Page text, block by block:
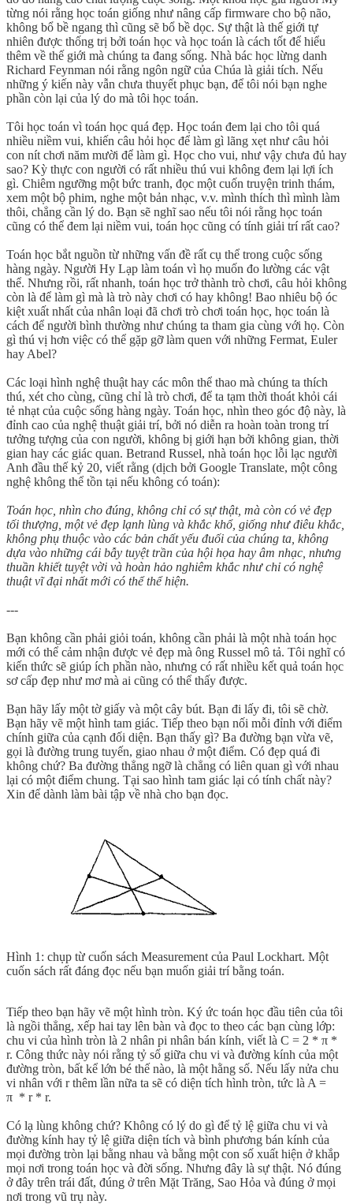
từng nói rằng học toán giống như nâng cấp firmware cho bộ não,
không bổ bề ngang thì cũng sẽ bổ bề dọc. Sự thật là thế giới tự
nhiên được thống trị bởi toán học và học toán là cách tốt để hiểu
thêm về thế giới mà chúng ta đang sống. Nhà bác học lừng danh
Richard Feynman nói rằng ngôn ngữ của Chúa là giải tích. Nếu
những ý kiến này vẫn chưa thuyết phục bạn, để tôi nói bạn nghe
phần còn lại của lý do mà tôi học toán.
Tôi học toán vì toán học quá đẹp. Học toán đem lại cho tôi quá
nhiều niềm vui, khiến câu hỏi học để làm gì lãng xẹt như câu hỏi
con nít chơi năm mười để làm gì. Học cho vui, như vậy chưa đủ hay
sao? Kỳ thực con người có rất nhiều thú vui không đem lại lợi ích
gì. Chiêm ngưỡng một bức tranh, đọc một cuốn truyện trinh thám,
xem một bộ phim, nghe một bản nhạc, v.v. mình thích thì mình làm
thôi, chẳng cần lý do. Bạn sẽ nghĩ sao nếu tôi nói rằng học toán
cũng có thể đem lại niềm vui, toán học cũng có tính giải trí rất cao?
Toán học bắt nguồn từ những vấn đề rất cụ thể trong cuộc sống
hàng ngày. Người Hy Lạp làm toán vì họ muốn đo lường các vật
thể. Nhưng rồi, rất nhanh, toán học trở thành trò chơi, câu hỏi không
còn là để làm gì mà là trò này chơi có hay không! Bao nhiêu bộ óc
kiệt xuất nhất của nhân loại đã chơi trò chơi toán học, học toán là
cách để người bình thường như chúng ta tham gia cùng với họ. Còn
gì thú vị hơn việc có thể gặp gỡ làm quen với những Fermat, Euler
hay Abel?
Các loại hình nghệ thuật hay các môn thể thao mà chúng ta thích
thú, xét cho cùng, cũng chỉ là trò chơi, để ta tạm thời thoát khỏi cái
tẻ nhạt của cuộc sống hàng ngày. Toán học, nhìn theo góc độ này, là
đỉnh cao của nghệ thuật giải trí, bởi nó diễn ra hoàn toàn trong trí
tưởng tượng của con người, không bị giới hạn bởi không gian, thời
gian hay các giác quan. Betrand Russel, nhà toán học lỗi lạc người
Anh đầu thế kỷ 20, viết rằng (dịch bởi Google Translate, một công
nghệ không thể tồn tại nếu không có toán):
Toán học, nhìn cho đúng, không chỉ có sự thật, mà còn có vẻ đẹp
tối thượng, một vẻ đẹp lạnh lùng và khắc khổ, giống như điêu khắc,
không phụ thuộc vào các bản chất yếu đuối của chúng ta, không
dựa vào những cái bẫy tuyệt trần của hội họa hay âm nhạc, nhưng
thuần khiết tuyệt vời và hoàn hảo nghiêm khắc như chỉ có nghệ
thuật vĩ đại nhất mới có thể thể hiện.
---
Bạn không cần phải giỏi toán, không cần phải là một nhà toán học
mới có thể cảm nhận được vẻ đẹp mà ông Russel mô tả. Tôi nghĩ có
kiến thức sẽ giúp ích phần nào, nhưng có rất nhiều kết quả toán học
sơ cấp đẹp như mơ mà ai cũng có thể thấy được.
Bạn hãy lấy một tờ giấy và một cây bút. Bạn đi lấy đi, tôi sẽ chờ.
Bạn hãy vẽ một hình tam giác. Tiếp theo bạn nối mỗi đỉnh với điểm
chính giữa của cạnh đối diện. Bạn thấy gì? Ba đường bạn vừa vẽ,
gọi là đường trung tuyến, giao nhau ở một điểm. Có đẹp quá đi
không chứ? Ba đường thẳng ngỡ là chẳng có liên quan gì với nhau
lại có một điểm chung. Tại sao hình tam giác lại có tính chất này?
Xin để dành làm bài tập về nhà cho bạn đọc.
Hình 1: chụp từ cuốn sách Measurement của Paul Lockhart. Một
cuốn sách rất đáng đọc nếu bạn muốn giải trí bằng toán.
Tiếp theo bạn hãy vẽ một hình tròn. Ký ức toán học đầu tiên của tôi
là ngồi thẳng, xếp hai tay lên bàn và đọc to theo các bạn cùng lớp:
chu vi của hình tròn là 2 nhân pi nhân bán kính, viết là C = 2 * π *
r. Công thức này nói rằng tỷ số giữa chu vi và đường kính của một
đường tròn, bất kể lớn bé thế nào, là một hằng số. Nếu lấy nửa chu
vi nhân với r thêm lần nữa ta sẽ có diện tích hình tròn, tức là A =
π * r * r.
Có lạ lùng không chứ? Không có lý do gì để tỷ lệ giữa chu vi và
đường kính hay tỷ lệ giữa diện tích và bình phương bán kính của
mọi đường tròn lại bằng nhau và bằng một con số xuất hiện ở khắp
mọi nơi trong toán học và đời sống. Nhưng đây là sự thật. Nó đúng
ở đây trên trái đất, đúng ở trên Mặt Trăng, Sao Hỏa và đúng ở mọi
nơi trong vũ trụ này.